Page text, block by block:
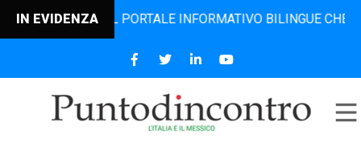
IN EVIDENZA
IL PORTALE INFORMATIVO BILINGUE CHE DAL 2006